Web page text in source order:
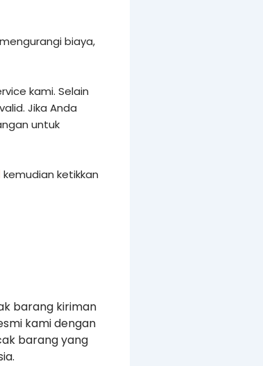
biaya,
kami. Selain
Jika Anda
untuk
kemudian ketikkan
barang kiriman
kami dengan
barang yang